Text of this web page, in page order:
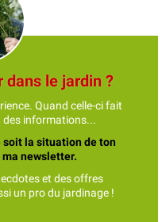
dans le jardin ?
Quand celle-ci fait
des informations...
soit la situation de ton
newsletter.
et des offres
un pro du jardinage !